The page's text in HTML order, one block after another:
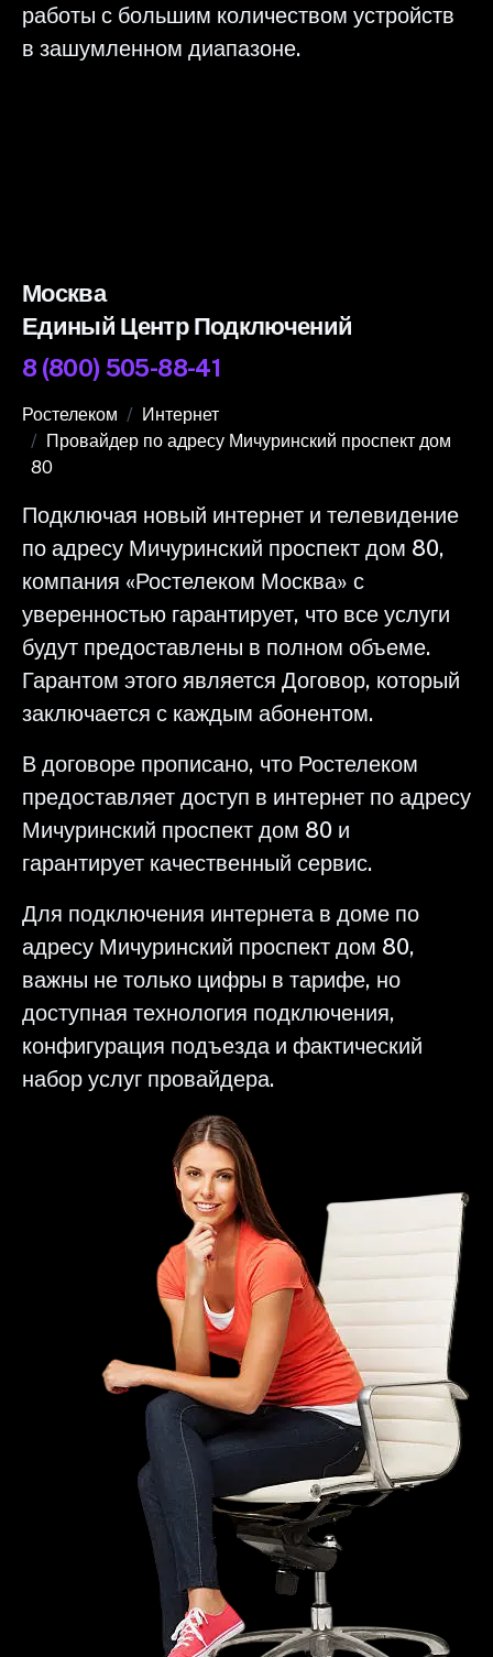
работы с большим количеством устройств
в зашумленном диапазоне.
Москва
Единый Центр Подключений
8 (800) 505-88-41
Ростелеком
Интернет
Провайдер по адресу Мичуринский проспект дом
80
Подключая новый интернет и телевидение
по адресу Мичуринский проспект дом 80,
компания «Ростелеком Москва» с
уверенностью гарантирует, что все услуги
будут предоставлены в полном объеме.
Гарантом этого является Договор, который
заключается с каждым абонентом.
В договоре прописано, что Ростелеком
предоставляет доступ в интернет по адресу
Мичуринский проспект дом 80 и
гарантирует качественный сервис.
Для подключения интернета в доме по
адресу Мичуринский проспект дом 80,
важны не только цифры в тарифе, но
доступная технология подключения,
конфигурация подъезда и фактический
набор услуг провайдера.